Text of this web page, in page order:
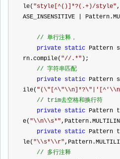
le( "style[^()]*?(.+)/style",
ASE_INSENSITIVE
// 单行注释，
private static Pattern
rn.compile( "//.*" );
// 字符串匹配
private static Pattern
ile( "
// trim去空格和换行符
private static Pattern
e( "\\n\\s*"
private static Pattern
le( "\\s*\\r"
// 多行注释